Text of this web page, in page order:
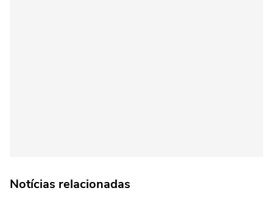
Notícias relacionadas